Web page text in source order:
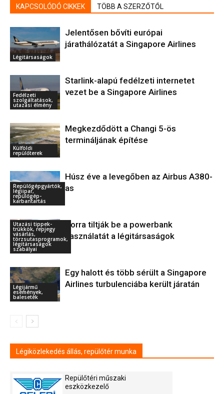
KAPCSOLÓDÓ CIKKEK TÖBB A SZERZŐTŐL
Légitársaságok
Jelentősen bővíti európai
járathálózatát a Singapore Airlines
Fedélzeti
szolgáltatások,
utazási élmény
Starlink-alapú fedélzeti internetet
vezet be a Singapore Airlines
Külföldi
repülőterek
Megkezdődött a Changi 5-ös
termináljának építése
Repülőgépgyártók,
légiipar,
repülőgép-
karbantartás
Húsz éve a levegőben az Airbus A380-
as
Utazási tippek-
trükkök, repjegy
vásárlás,
törzsutasprogramok,
légitársaságok
szabályai
Sorra tiltják be a powerbank
használatát a légitársaságok
Légijármű
események,
balesetek
Egy halott és több sérült a Singapore
Airlines turbulenciába került járatán
Légiközlekedés állás, repülőtér munka
Repülőtéri műszaki
eszközkezelő